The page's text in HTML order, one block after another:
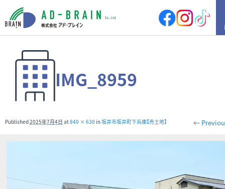
HOME
買いたい
売地
店舗付住宅
マンション
アパート
その他
倉庫
IMG_8959
Published2025年7月4日 at840 × 630 in坂井市坂井町下兵庫【売土地】 ←